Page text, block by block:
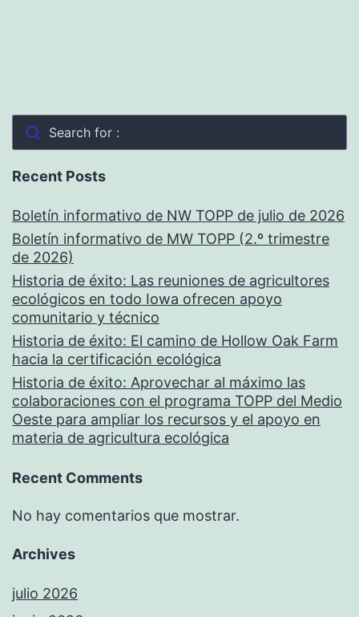
Search for :
Recent Posts
Boletín informativo de NW TOPP de julio de 2026
Boletín informativo de MW TOPP (2.º trimestre
de 2026)
Historia de éxito: Las reuniones de agricultores
ecológicos en todo Iowa ofrecen apoyo
comunitario y técnico
Historia de éxito: El camino de Hollow Oak Farm
hacia la certificación ecológica
Historia de éxito: Aprovechar al máximo las
colaboraciones con el programa TOPP del Medio
Oeste para ampliar los recursos y el apoyo en
materia de agricultura ecológica
Recent Comments
No hay comentarios que mostrar.
Archives
julio 2026